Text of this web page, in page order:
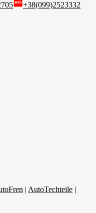
+38(099)2523332
| AutoTechteile |